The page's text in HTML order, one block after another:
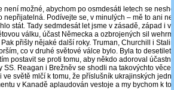
není možné, abychom po osmdesáti letech se
nepřijatelná. Podívejte se, v minulých – mě to ani
stát. Tady sedmdesát let jsme v zásadě, západ i
válku, účast Německa a ozbrojených sil
přišly nějaké další roky. Truman, Churchill i
co v druhé světové válce bylo. Byla to
postavit se proti tomu, aby někdo adoroval
SS. Reagan i Brežněv se shodli na takovýchto
ve světě mlčí k tomu, že příslušník ukrajinských
v Kanadě aplaudován vestoje a my bychom k